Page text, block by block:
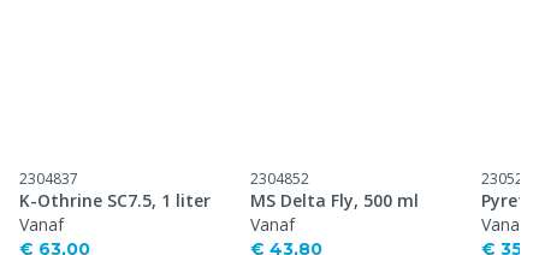
2304837
K-Othrine SC7.5, 1 liter
Vanaf
€ 63,00
2304852
MS Delta Fly, 500 ml
Vanaf
€ 43,80
2305260
Vanaf
€